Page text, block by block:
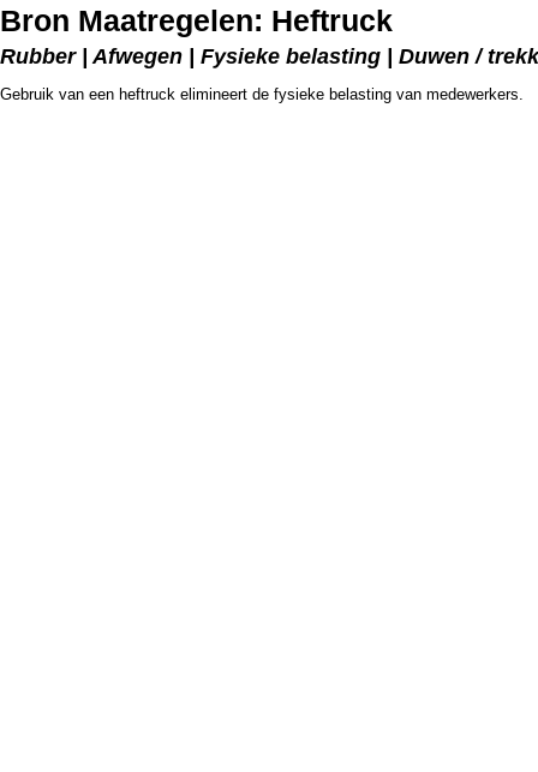
Bron Maatregelen: Heftruck
Rubber | Afwegen | Fysieke belasting | Duwen /
Gebruik van een heftruck elimineert de fysieke belasting van medewerkers.